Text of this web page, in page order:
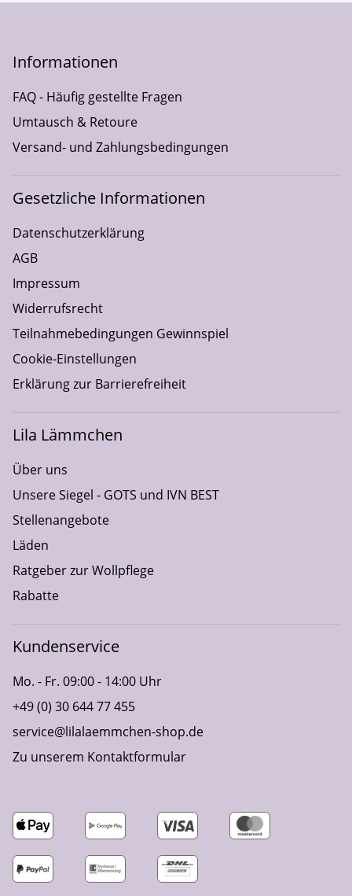
Informationen
FAQ - Häufig gestellte Fragen
Umtausch & Retoure
Versand- und Zahlungsbedingungen
Gesetzliche Informationen
Datenschutzerklärung
AGB
Impressum
Widerrufsrecht
Teilnahmebedingungen Gewinnspiel
Cookie-Einstellungen
Erklärung zur Barrierefreiheit
Lila Lämmchen
Über uns
Unsere Siegel - GOTS und IVN BEST
Stellenangebote
Läden
Ratgeber zur Wollpflege
Rabatte
Kundenservice
Mo. - Fr. 09:00 - 14:00 Uhr
+49 (0) 30 644 77 455
service@lilalaemmchen-shop.de
Zu unserem Kontaktformular